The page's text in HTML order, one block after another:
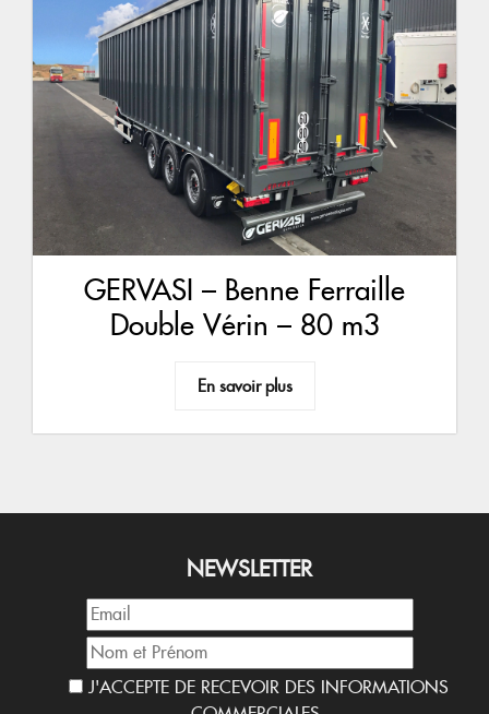
GERVASI – Benne Ferraille
Double Vérin – 80 m3
En savoir plus
NEWSLETTER
J'ACCEPTE DE RECEVOIR DES INFORMATIONS